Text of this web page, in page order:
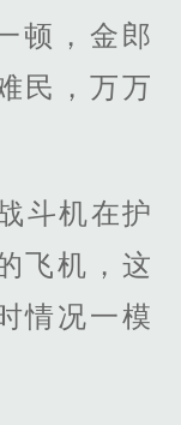
顿，金郎
民，万万
斗机在护
飞机，这
情况一模